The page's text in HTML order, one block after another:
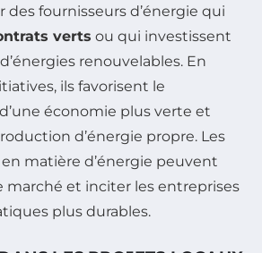
des fournisseurs d’énergie qui
verts ou qui investissent
renouvelables. En
ils favorisent le
économie plus verte et
d’énergie propre. Les
matière d’énergie peuvent
marché et inciter les entreprises
plus durables.